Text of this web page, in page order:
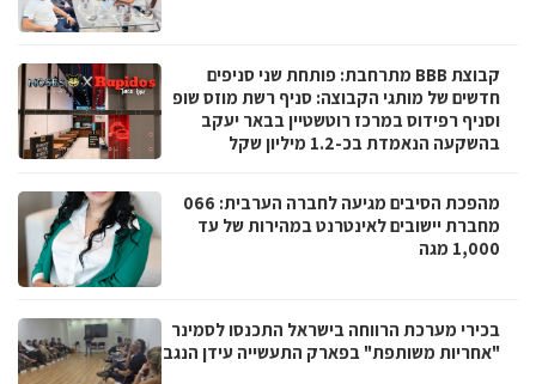
קבוצת BBB מתרחבת: פותחת שני סניפים
חדשים של מותגי הקבוצה: סניף רשת מוזס שופ
וסניף רפידוס במרכז רוטשטיין בבאר יעקב
בהשקעה הנאמדת בכ-1.2 מיליון שקל
מהפכת הסיבים מגיעה לחברה הערבית: 066
מחברת יישובים לאינטרנט במהירות של עד
1,000 מגה
בכירי מערכת הרווחה בישראל התכנסו לסמינר
"אחריות משותפת" בפארק התעשייה עידן הנגב